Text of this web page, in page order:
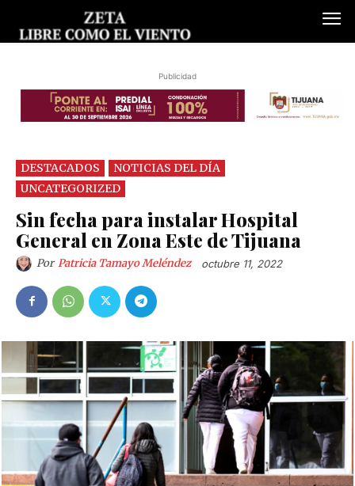
Publicidad
DESTACADOS
NOTICIAS DEL DÍA
UNCATEGORIZED
Sin fecha para instalar Hospital
General en Zona Este de Tijuana
Por Patricia Tamayo Meléndez octubre 11, 2022